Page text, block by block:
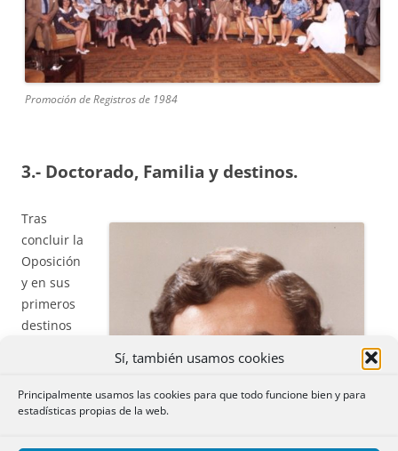
Sí, también usamos cookies
Principalmente usamos las cookies para que todo funcione bien y para
estadísticas propias de la web.
Promoción de Registros de 1984
3.- Doctorado, Familia y destinos.
Tras
concluir la
Oposición
y en sus
primeros
destinos